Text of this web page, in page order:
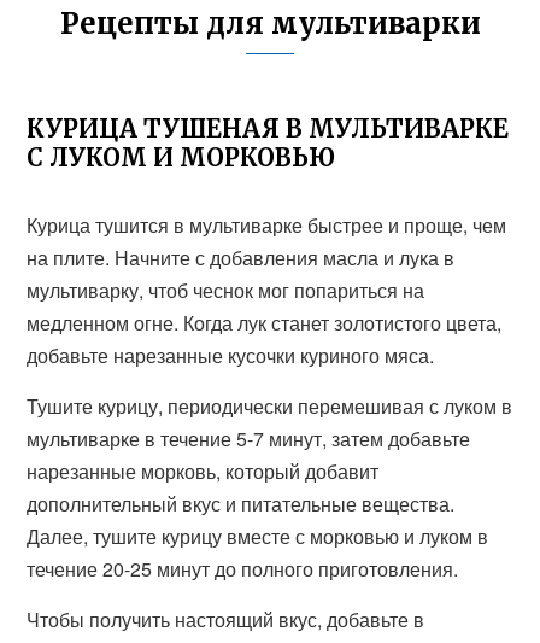
Рецепты для мультиварки
КУРИЦА ТУШЕНАЯ В МУЛЬТИВАРКЕ
С ЛУКОМ И МОРКОВЬЮ
Курица тушится в мультиварке быстрее и проще, чем
на плите. Начните с добавления масла и лука в
мультиварку, чтоб чеснок мог попариться на
медленном огне. Когда лук станет золотистого цвета,
добавьте нарезанные кусочки куриного мяса.
Тушите курицу, периодически перемешивая с луком в
мультиварке в течение 5-7 минут, затем добавьте
нарезанные морковь, который добавит
дополнительный вкус и питательные вещества.
Далее, тушите курицу вместе с морковью и луком в
течение 20-25 минут до полного приготовления.
Чтобы получить настоящий вкус, добавьте в